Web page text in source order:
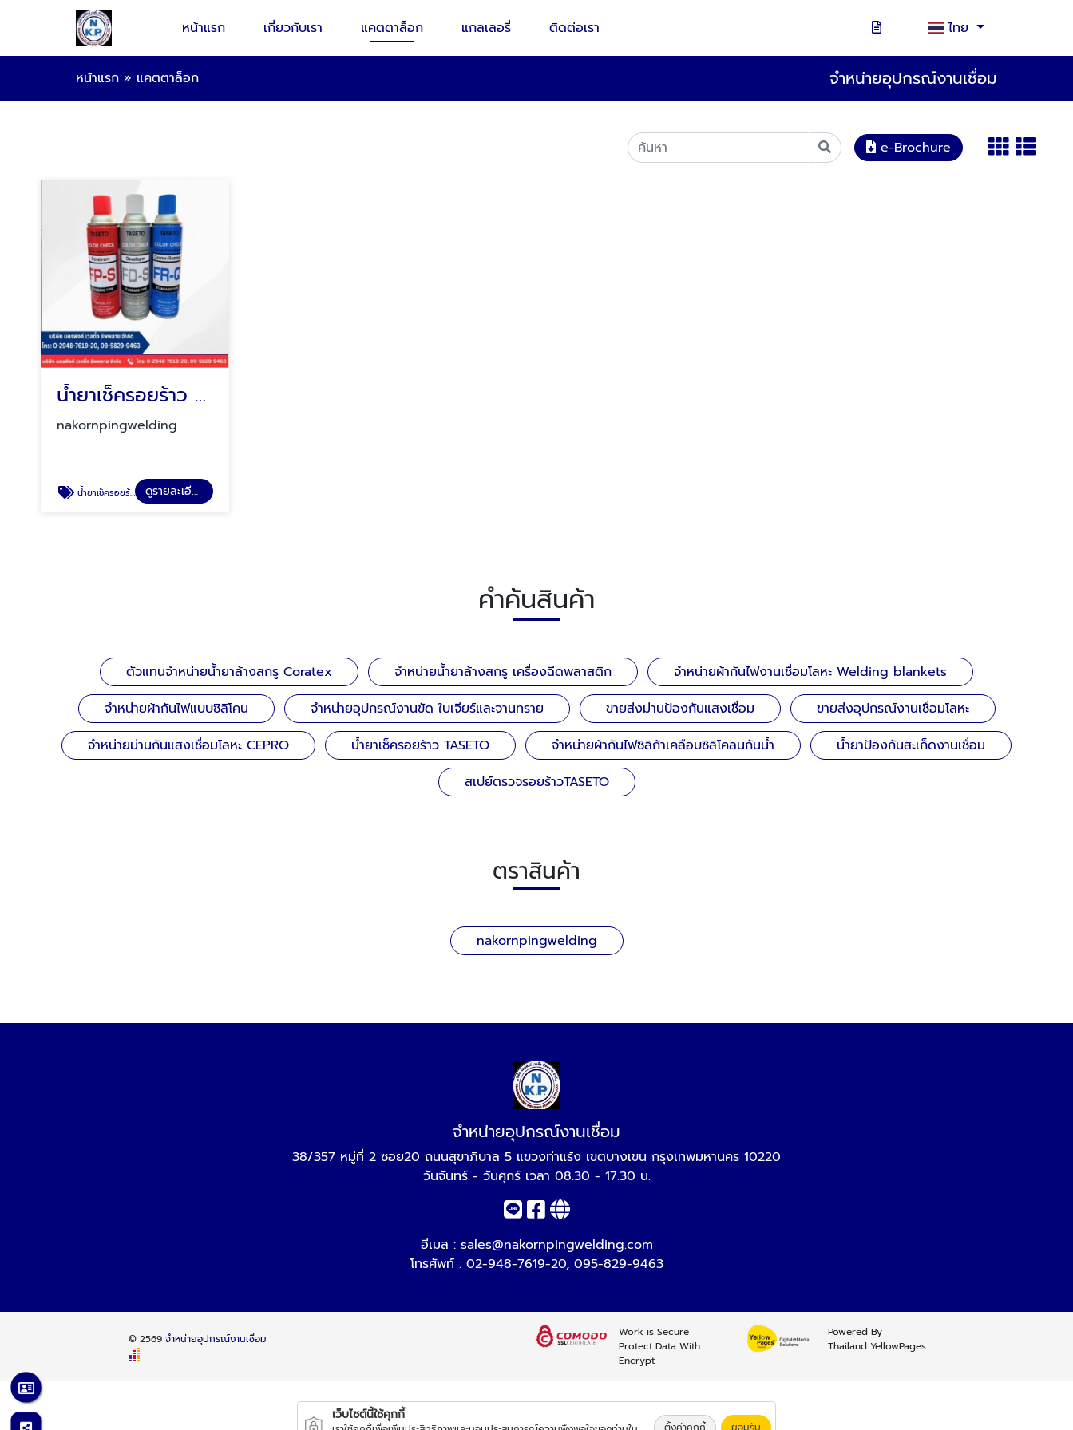
หน้าแรก เกี่ยวกับเรา แคตตาล็อก แกลเลอรี่ ติดต่อเรา ไทย
หน้าแรก » แคตตาล็อก จำหน่ายอุปกรณ์งานเชื่อม
e-Brochure
น้ำยาเช็ครอยร้าว TASETO
nakornpingwelding
น้ำยาเช็ครอยร้าว TASETO ดูรายละเอียด
คำค้นสินค้า
ตัวแทนจำหน่ายน้ำยาล้างสกรู Coratex จำหน่ายน้ำยาล้างสกรู เครื่องฉีดพลาสติก
จำหน่ายผ้ากันไฟงานเชื่อมโลหะ Welding blankets
จำหน่ายผ้ากันไฟแบบซิลิโคน
จำหน่ายอุปกรณ์งานขัด ใบเจียร์และจานทราย ขายส่งม่านป้องกันแสงเชื่อม
ขายส่งอุปกรณ์งานเชื่อมโลหะ
จำหน่ายม่านกันแสงเชื่อมโลหะ CEPRO
น้ำยาเช็ครอยร้าว TASETO จำหน่ายผ้ากันไฟซิลิก้าเคลือบซิลิโคลนกันน้ำ
น้ำยาป้องกันสะเก็ดงานเชื่อม
สเปย์ตรวจรอยร้าวTASETO
ตราสินค้า
nakornpingwelding
จำหน่ายอุปกรณ์งานเชื่อม
38/357 หมู่ที่ 2 ซอย20 ถนนสุขาภิบาล 5 แขวงท่าแร้ง เขตบางเขน กรุงเทพมหานคร 10220
วันจันทร์ - วันศุกร์ เวลา 08.30 - 17.30 น.
อีเมล : sales@nakornpingwelding.com
โทรศัพท์ : 02-948-7619-20, 095-829-9463
© 2569จำหน่ายอุปกรณ์งานเชื่อม
Work is Secure
Protect Data With
Encrypt
Powered By
Thailand YellowPages
เว็บไซต์นี้ใช้คุกกี้